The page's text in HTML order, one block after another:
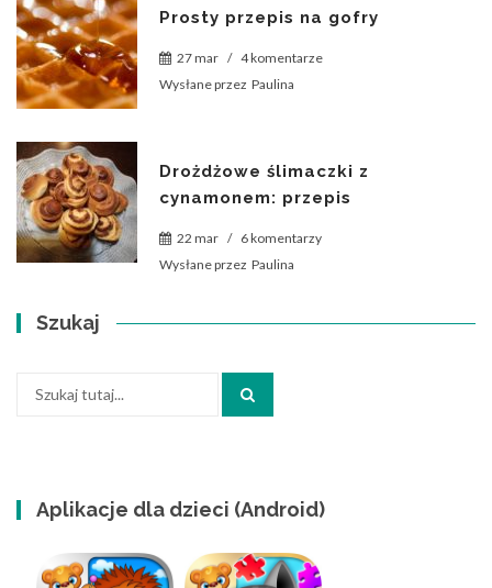
Prosty przepis na gofry
27 mar / 4 komentarze
Wysłane przez Paulina
Drożdżowe ślimaczki z
cynamonem: przepis
22 mar / 6 komentarzy
Wysłane przez Paulina
Szukaj
Aplikacje dla dzieci (Android)